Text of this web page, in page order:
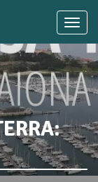
SABÍAS QUE...